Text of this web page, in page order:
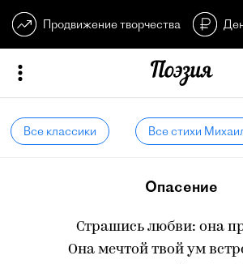
Продвижение творчества
Все классики Все стихи
Опасение
Страшись любви: она
Она мечтой твой ум